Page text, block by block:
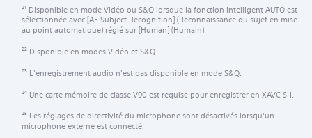
21 Disponible en mode Vidéo ou S&Q lorsque la fonction Intelligent AUTO est
sélectionnée avec [AF Subject Recognition] (Reconnaissance du sujet en mise
au point automatique) réglé sur [Human] (Humain).
22 Disponible en modes Vidéo et S&Q.
23 L'enregistrement audio n'est pas disponible en mode S&Q.
24 Une carte mémoire de classe V90 est requise pour enregistrer en XAVC S-I.
25 Les réglages de directivité du microphone sont désactivés lorsqu'un
microphone externe est connecté.